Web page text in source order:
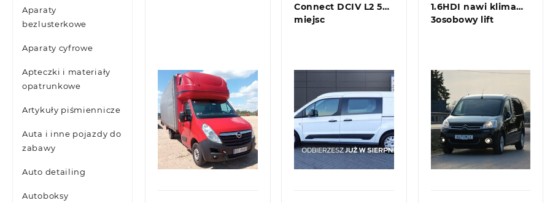
Aparaty
bezlusterkowe
Aparaty cyfrowe
Apteczki i materiały
opatrunkowe
Artykuły piśmiennicze
Auta i inne pojazdy do
zabawy
Auto detailing
Autoboksy
Quick view
Connect DCIV L2 5
miejsc
Quick view
1.6HDI nawi klima
3osobowy lift
Quick view